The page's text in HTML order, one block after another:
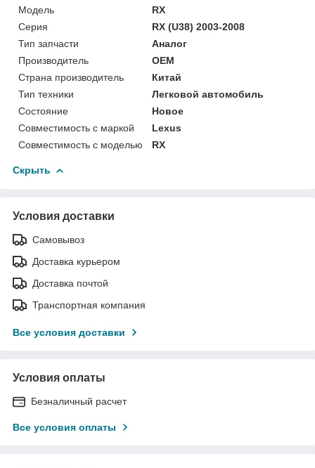
Модель
RX
Серия
RX (U38) 2003-2008
Тип запчасти
Аналог
Производитель
OEM
Страна производитель
Китай
Тип техники
Легковой автомобиль
Состояние
Новое
Совместимость с маркой
Lexus
Совместимость с моделью
RX
Скрыть
Условия доставки
Самовывоз
Доставка курьером
Доставка почтой
Транспортная компания
Все условия доставки
Условия оплаты
Безналичный расчет
Все условия оплаты